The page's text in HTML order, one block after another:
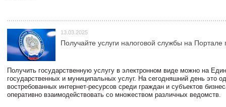
13.03.2025
Получайте услуги налоговой службы на Портале
Получить государственную услугу в электронном виде можно на
государственных и муниципальных услуг. На сегодняшний день это
востребованных интернет-ресурсов среди граждан и субъектов
оперативно взаимодействовать со множеством различных ведомств.